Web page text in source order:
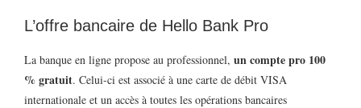
L’offre bancaire de Hello Bank Pro
La banque en ligne propose au professionnel, un compte pro 100
% gratuit. Celui-ci est associé à une carte de débit VISA
internationale et un accès à toutes les opérations bancaires